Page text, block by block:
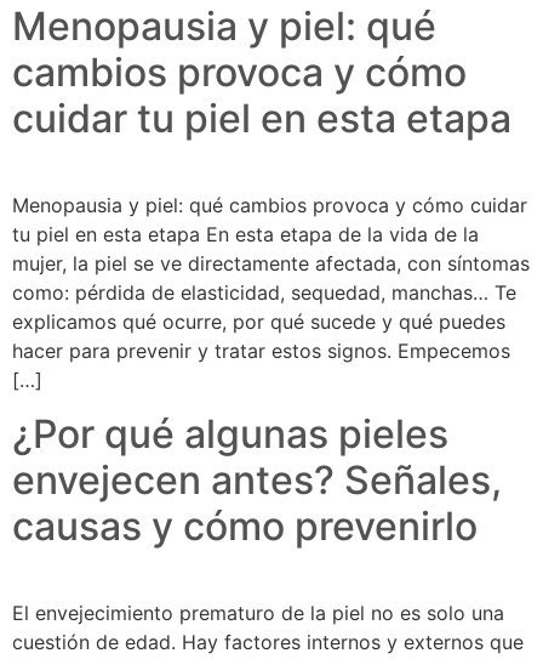
Menopausia y piel: qué
cambios provoca y cómo
cuidar tu piel en esta etapa
Menopausia y piel: qué cambios provoca y cómo cuidar
tu piel en esta etapa En esta etapa de la vida de la
mujer, la piel se ve directamente afectada, con síntomas
como: pérdida de elasticidad, sequedad, manchas… Te
explicamos qué ocurre, por qué sucede y qué puedes
hacer para prevenir y tratar estos signos. Empecemos
[…]
¿Por qué algunas pieles
envejecen antes? Señales,
causas y cómo prevenirlo
El envejecimiento prematuro de la piel no es solo una
cuestión de edad. Hay factores internos y externos que